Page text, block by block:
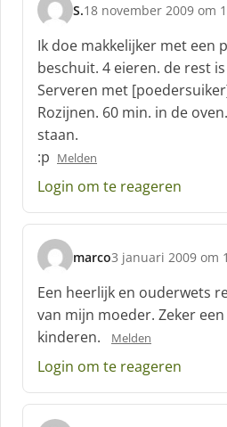
S.
s
c
h
r
e
e
f
18 november 2009 om
Ik doe makkelijker met een
beschuit. 4 eieren. de rest
Serveren met
Rozijnen. 60 min. in de
staan.
:p Melden
Login om te reageren
marco
s
c
h
r
e
e
:
3 januari 2009 om
Een heerlijk en ouderwets
van mijn moeder. Zeker
kinderen.
Melden
Login om te reageren